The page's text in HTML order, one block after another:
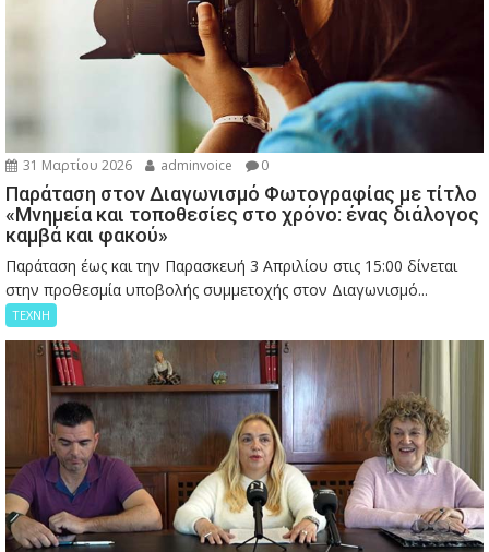
31 Μαρτίου 2026 adminvoice 0
Παράταση στον Διαγωνισμό Φωτογραφίας με τίτλο
«Μνημεία και τοποθεσίες στο χρόνο: ένας διάλογος
καμβά και φακού»
Παράταση έως και την Παρασκευή 3 Απριλίου στις 15:00 δίνεται
στην προθεσμία υποβολής συμμετοχής στον Διαγωνισμό...
ΤΕΧΝΗ